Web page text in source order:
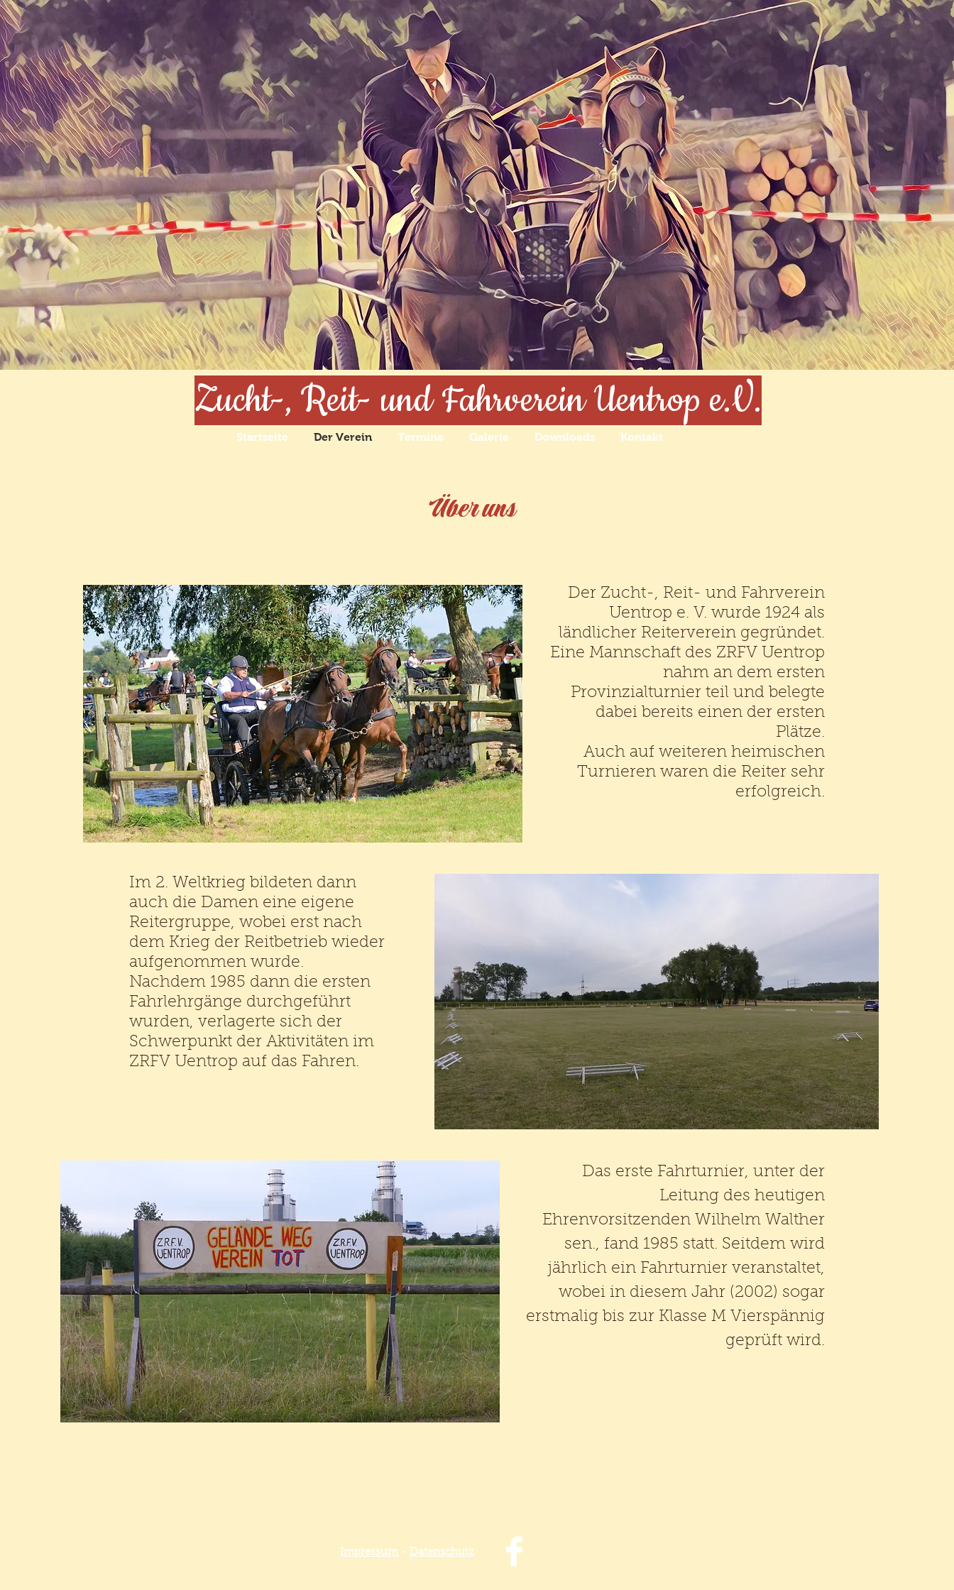
Zucht-, Reit- und Fahrverein Uentrop e.V.
Startseite Der Verein Termine Galerie Downloads Kontakt
Über uns
Der Zucht-, Reit- und Fahrverein
Uentrop e. V. wurde 1924 als
ländlicher Reiterverein gegründet.
Eine Mannschaft des ZRFV Uentrop
nahm an dem ersten
Provinzialturnier teil und belegte
dabei bereits einen der ersten
Plätze.
Auch auf weiteren heimischen
Turnieren waren die Reiter sehr
erfolgreich.
Im 2. Weltkrieg bildeten dann
auch die Damen eine eigene
Reitergruppe, wobei erst nach
dem Krieg der Reitbetrieb wieder
aufgenommen wurde.
Nachdem 1985 dann die ersten
Fahrlehrgänge durchgeführt
wurden, verlagerte sich der
Schwerpunkt der Aktivitäten im
ZRFV Uentrop auf das Fahren.
Das erste Fahrturnier, unter der
Leitung des heutigen
Ehrenvorsitzenden Wilhelm Walther
sen., fand 1985 statt. Seitdem wird
jährlich ein Fahrturnier veranstaltet,
wobei in diesem Jahr (2002) sogar
erstmalig bis zur Klasse M Vierspännig
geprüft wird.
Impressum - Datenschutz